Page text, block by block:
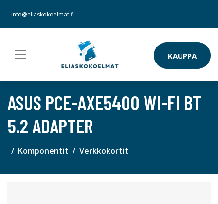
info@eliaskokoelmat.fi
KAUPPA
ASUS PCE-AXE5400 WI-FI BT
5.2 ADAPTER
Komponentit Verkkokortit